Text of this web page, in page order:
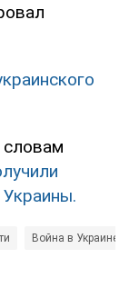
словам
Война в Украине